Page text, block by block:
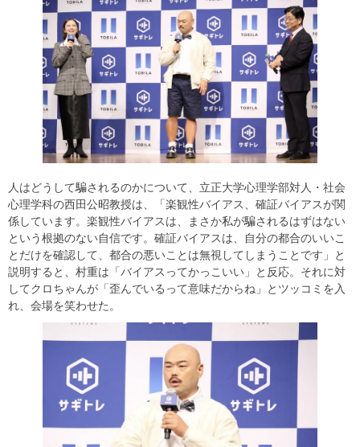
人はどうして騙されるのかについて、立正大学心理学部対人・社会
心理学科の西田公昭教授は、「楽観性バイアス、確証バイアスが関
係しています。楽観性バイアスは、まさか私が騙されるはずはない
という根拠のない自信です。確証バイアスは、自分の都合のいいこ
とだけを確認して、都合の悪いことは無視してしまうことです」と
説明すると、村重は「バイアスってかっこいい」と反応。それに対
してクロちゃんが「歪んでいるって意味だからね」とツッコミを入
れ、会場を笑わせた。